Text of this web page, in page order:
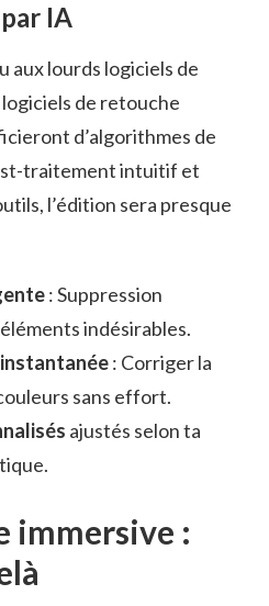
IA
aux lourds logiciels de
de retouche
d’algorithmes de
traitement intuitif et
l’édition sera presque
: Suppression
indésirables.
: Corriger la
sans effort.
ajustés selon ta
immersive :